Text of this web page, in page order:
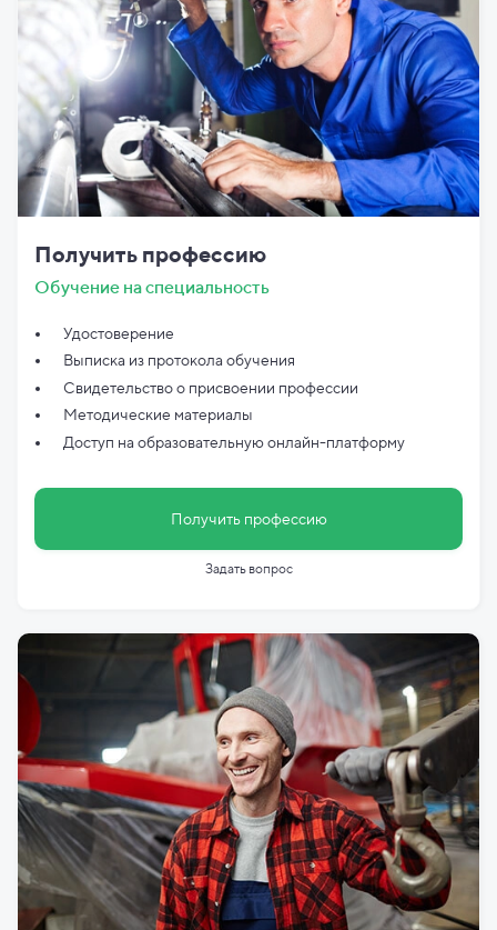
Получить профессию
Обучение на специальность
Удостоверение
Выписка из протокола обучения
Свидетельство о присвоении профессии
Методические материалы
Доступ на образовательную онлайн-платформу
Получить профессию
Задать вопрос